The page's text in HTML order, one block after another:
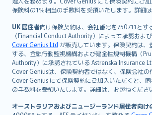
保険料の1％相当の手数料を受領いたします。詳細
UK 居住者向け保険契約は、会社番号を750711とす
（Financial Conduct Authority）によって承認およ
Cover Genius Ltd が販売しています。保険契約は
する、金融行動監視機構および健全性規制機構（
Authority）に承認されている Astrenska Insurance
Cover Geniusは、保険契約者ではなく、保険会社の
Cover Genius にて保険契約にご加入いただくと、
の手数料を受領いたします。詳細は、お尋ねくださ
オーストラリアおよびニュージーランド居住者向け
español
简体中文
繁體中文
Português
polski
עברית
Português
svenska